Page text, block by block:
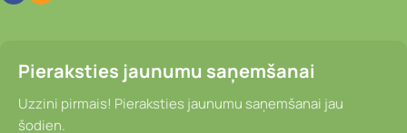
Pieraksties jaunumu saņemšanai
Uzzini pirmais! Pieraksties jaunumu saņemšanai jau
šodien.